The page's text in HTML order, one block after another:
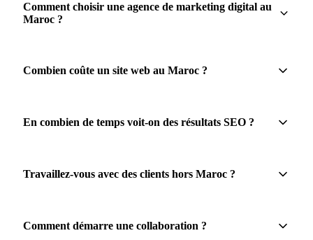
Comment choisir une agence de marketing digital au
Maroc ?
Combien coûte un site web au Maroc ?
En combien de temps voit-on des résultats SEO ?
Travaillez-vous avec des clients hors Maroc ?
Comment démarre une collaboration ?